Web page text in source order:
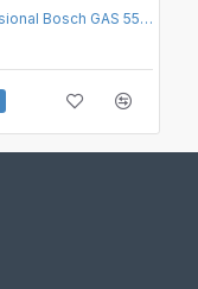
Aspirator profesional Bosch GAS 55 M AFC